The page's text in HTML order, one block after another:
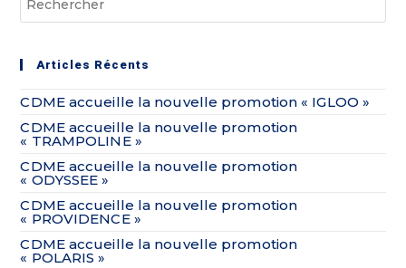
Articles Récents
CDME accueille la nouvelle promotion « IGLOO »
CDME accueille la nouvelle promotion
« TRAMPOLINE »
CDME accueille la nouvelle promotion
« ODYSSEE »
CDME accueille la nouvelle promotion
« PROVIDENCE »
CDME accueille la nouvelle promotion
« POLARIS »